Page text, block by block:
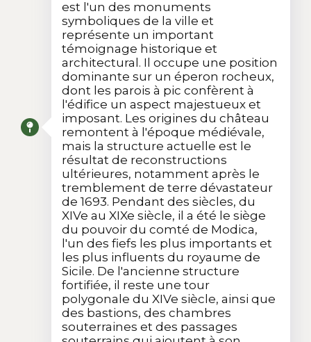
est l'un des monuments
symboliques de la ville et
représente un important
témoignage historique et
architectural. Il occupe une position
dominante sur un éperon rocheux,
dont les parois à pic confèrent à
l'édifice un aspect majestueux et
imposant. Les origines du château
remontent à l'époque médiévale,
mais la structure actuelle est le
résultat de reconstructions
ultérieures, notamment après le
tremblement de terre dévastateur
de 1693. Pendant des siècles, du
XIVe au XIXe siècle, il a été le siège
du pouvoir du comté de Modica,
l'un des fiefs les plus importants et
les plus influents du royaume de
Sicile. De l'ancienne structure
fortifiée, il reste une tour
polygonale du XIVe siècle, ainsi que
des bastions, des chambres
souterraines et des passages